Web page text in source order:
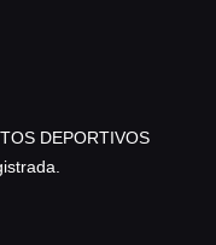
DEPORTIVOS